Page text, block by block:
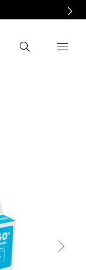
Recherche